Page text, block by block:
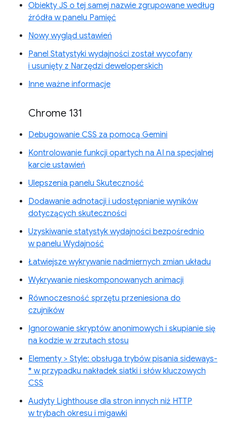
Obiekty JS o tej samej nazwie zgrupowane według
źródła w panelu Pamięć
Nowy wygląd ustawień
Panel Statystyki wydajności został wycofany
i usunięty z Narzędzi deweloperskich
Inne ważne informacje
Chrome 131
Debugowanie CSS za pomocą Gemini
Kontrolowanie funkcji opartych na AI na specjalnej
karcie ustawień
Ulepszenia panelu Skuteczność
Dodawanie adnotacji i udostępnianie wyników
dotyczących skuteczności
Uzyskiwanie statystyk wydajności bezpośrednio
w panelu Wydajność
Łatwiejsze wykrywanie nadmiernych zmian układu
Wykrywanie nieskomponowanych animacji
Równoczesność sprzętu przeniesiona do
czujników
Ignorowanie skryptów anonimowych i skupianie się
na kodzie w zrzutach stosu
Elementy > Style: obsługa trybów pisania sideways-
* w przypadku nakładek siatki i słów kluczowych
CSS
Audyty Lighthouse dla stron innych niż HTTP
w trybach okresu i migawki